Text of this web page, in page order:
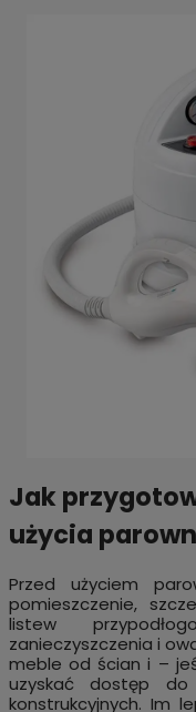
Jak
użycia
Przed użyciem
pomieszczenie,
listew
zanieczyszczenia i
meble od ścian i –
uzyskać dostęp do
konstrukcyjnych. Im